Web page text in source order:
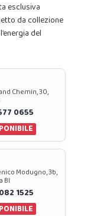
esclusiva
da collezione
del
Chemin, 30,
0655
Modugno, 3b,
BI
1525